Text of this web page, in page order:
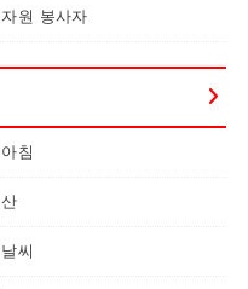
자원 봉사자
아침
산
날씨